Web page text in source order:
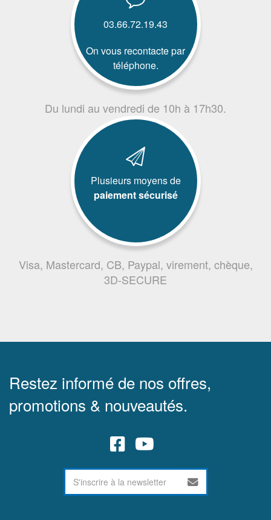
03.66.72.19.43
On vous recontacte par
téléphone.
Du lundi au vendredi de 10h à 17h30.
Plusieurs moyens de
paiement sécurisé
Visa, Mastercard, CB, Paypal, virement, chèque,
3D-SECURE
Restez informé de nos offres,
promotions & nouveautés.